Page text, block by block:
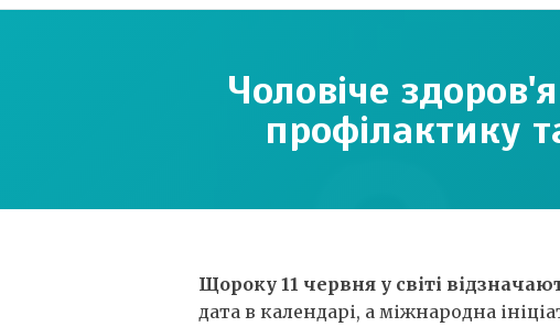
Чоловіче
профілактику
Щороку 11 червня у світі
дата в календарі, а міжнародна